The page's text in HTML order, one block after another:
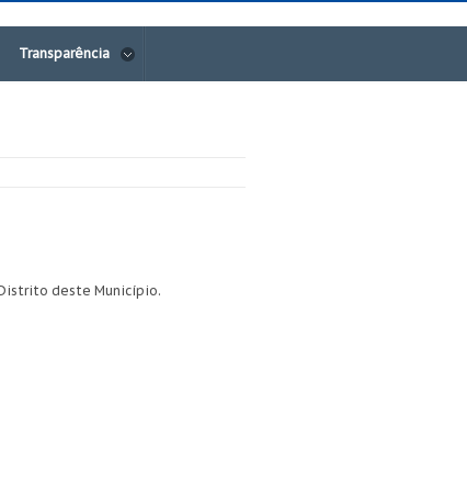
Transparência
Distrito deste Município.